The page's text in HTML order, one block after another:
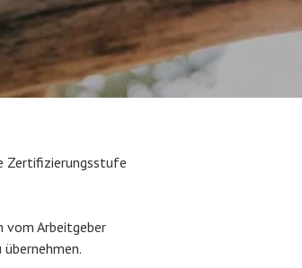
Zertifizierungsstufe
vom Arbeitgeber